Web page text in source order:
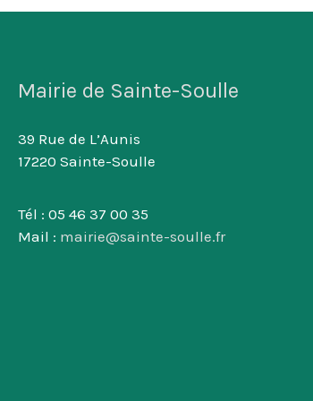
Mairie de Sainte-Soulle
39 Rue de L’Aunis
17220 Sainte-Soulle
Tél : 05 46 37 00 35
Mail : mairie@sainte-soulle.fr